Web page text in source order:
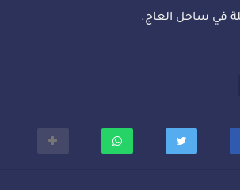
في ساحل العاج.